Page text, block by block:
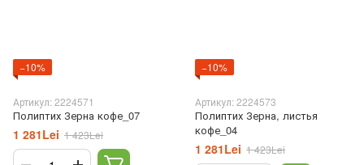
−10%
Артикул: 2224571
Полиптих Зерна кофе_07
1 281Lei 1 423Lei
−10%
Артикул: 2224573
Полиптих Зерна, листья
кофе_04
1 281Lei 1 423Lei